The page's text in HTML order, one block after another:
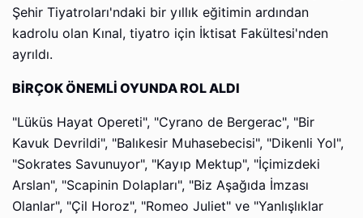
Şehir Tiyatroları'ndaki bir yıllık eğitimin ardından
kadrolu olan Kınal, tiyatro için İktisat Fakültesi'nden
ayrıldı.
BİRÇOK ÖNEMLİ OYUNDA ROL ALDI
"Lüküs Hayat Opereti", "Cyrano de Bergerac", "Bir
Kavuk Devrildi", "Balıkesir Muhasebecisi", "Dikenli Yol",
"Sokrates Savunuyor", "Kayıp Mektup", "İçimizdeki
Arslan", "Scapinin Dolapları", "Biz Aşağıda İmzası
Olanlar", "Çil Horoz", "Romeo Juliet" ve "Yanlışlıklar